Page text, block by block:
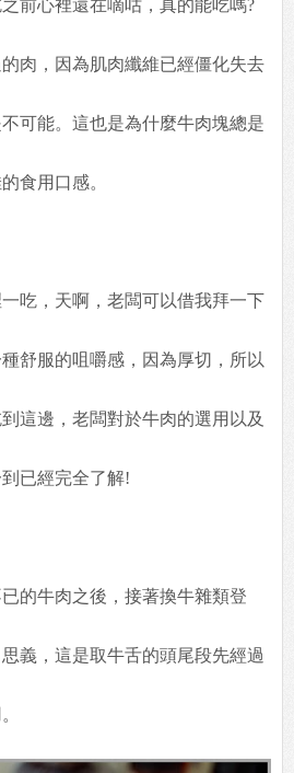
前心裡還在嘀咕，真的能吃嗎?
肉，因為肌肉纖維已經僵化失去
可能。這也是為什麼牛肉塊總是
食用口感。
吃，天啊，老闆可以借我拜一下
舒服的咀嚼感，因為厚切，所以
這邊，老闆對於牛肉的選用以及
已經完全了解!
的牛肉之後，接著換牛雜類登
義，這是取牛舌的頭尾段先經過